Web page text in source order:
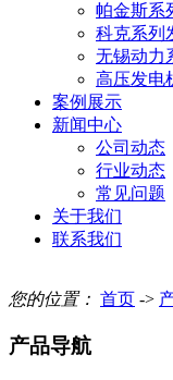
帕金斯系
科克系列
无锡动力
高压发电
案例展示
新闻中心
公司动态
行业动态
常见问题
关于我们
联系我们
您的位置： 首页 ->
产品导航